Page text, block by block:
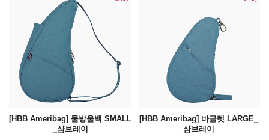
[HBB Ameribag] 물방울백 SMALL
_샴브레이
[HBB Ameribag] 바글렛 LARGE_
샴브레이